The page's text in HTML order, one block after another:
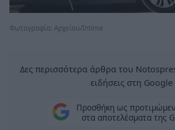
Φωτογραφία: Aρχείου/Intime
Δες περισσότερα άρθρα του
ειδήσεις στη Google
Προσθήκη ως
στα αποτελέσματα της